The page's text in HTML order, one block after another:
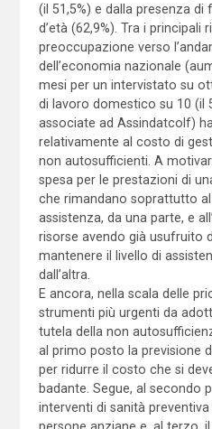
(il 51,5%) e dalla presenza
d’età (62,9%). Tra i principali
preoccupazione verso
dell’economia nazionale
mesi per un intervistato su
di lavoro domestico su 10 (il
associate ad Assindatcolf)
relativamente al costo di
non autosufficienti. A
spesa per le prestazioni di
che rimandano soprattutto
assistenza, da una parte, e
risorse avendo già usufruito
mantenere il livello di
dall’altra.
E ancora, nella scala delle
strumenti più urgenti da
tutela della non
al primo posto la previsione
per ridurre il costo che si
badante. Segue, al secondo
interventi di sanità